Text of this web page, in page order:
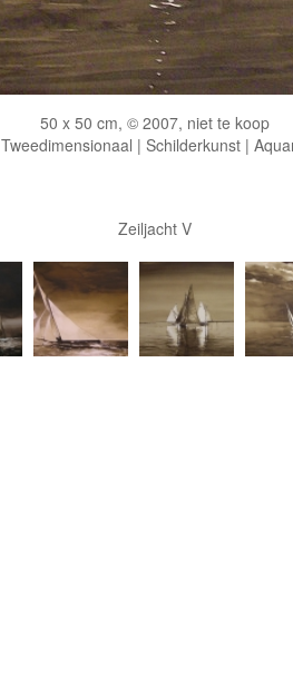
50 x 50 cm, © 2007, niet te koop
Tweedimensionaal | Schilderkunst |
Zeiljacht V